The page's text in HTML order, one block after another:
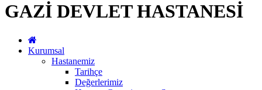
GAZİ DEVLET HASTANESİ
Kurumsal
Hastanemiz
Tarihçe
Değerlerimiz